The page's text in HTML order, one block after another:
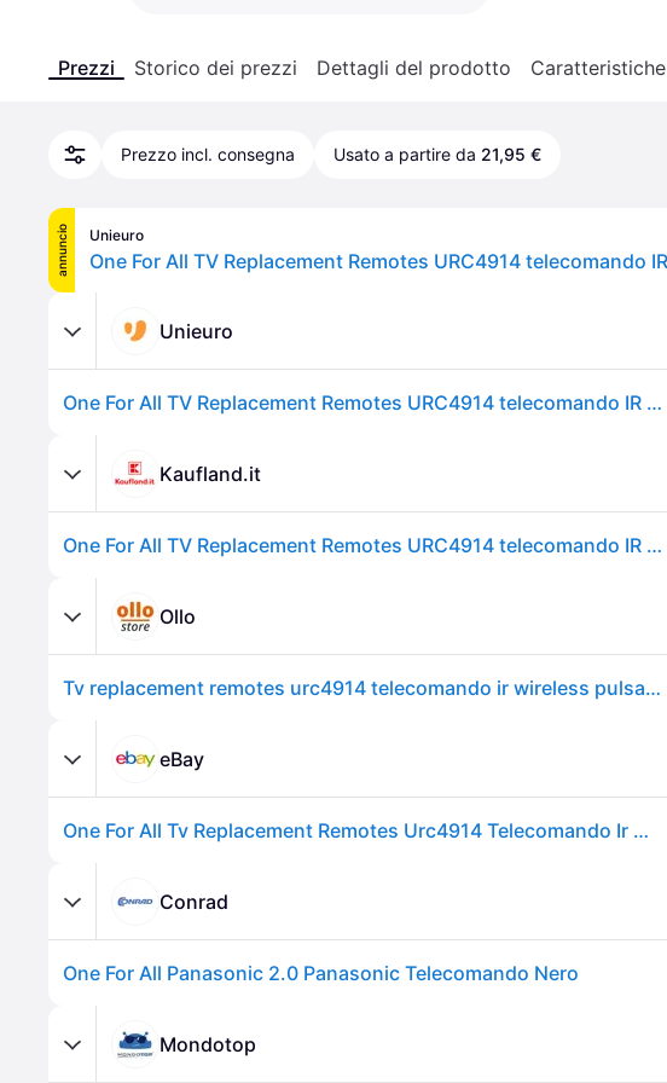
Prezzi Storico dei prezzi Dettagli del prodotto Caratteristiche
Prezzo incl. consegna Usato a partire da 21,95 €
annuncio Unieuro
Unieuro
One For All TV Replacement Remotes URC4914 telecomando IR Wireless Pulsanti
Kaufland.it
One For All TV Replacement Remotes URC4914 telecomando IR Wireless Pulsanti
Ollo
Tv replacement remotes urc4914 telecomando ir wireless pulsanti
eBay
One For All Tv Replacement Remotes Urc4914 Telecomando Ir Wireless Pulsanti
Conrad
One For All Panasonic 2.0 Panasonic Telecomando Nero
Mondotop